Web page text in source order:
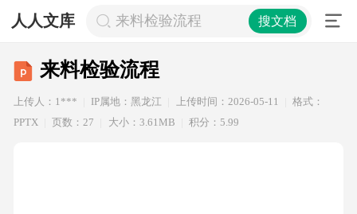
人人文库 来料检验流程 搜文档
来料检验流程
上传人：1*** IP属地：黑龙江 上传时间：2026-05-11
格式：
PPTX
页数：27 大小：3.61MB 积分：5.99